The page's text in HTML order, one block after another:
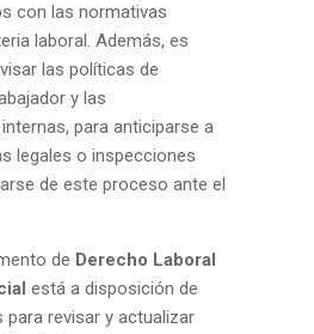
con las normativas
laboral. Además, es
las políticas de
y las
para anticiparse a
legales o inspecciones
de este proceso ante el
de Derecho Laboral
está a disposición de
revisar y actualizar